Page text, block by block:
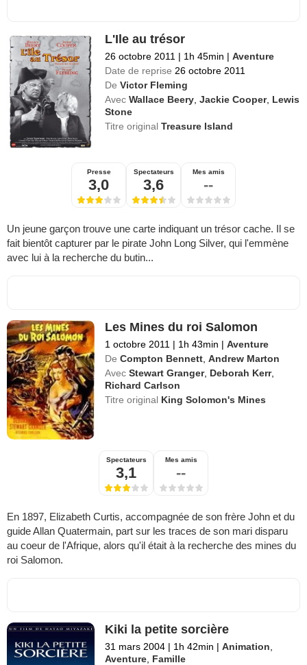
L'Ile au trésor
26 octobre 2011 | 1h 45min | Aventure
Date de reprise 26 octobre 2011
De Victor Fleming
Avec Wallace Beery ,Jackie Cooper, Lewis
Stone
Titre originalTreasure Island
Presse
3,0
Spectateurs
3,6
Mes amis
--
Un jeune garçon trouve une carte indiquant un trésor cache. Il se
fait bientôt capturer par le pirate John Long Silver, qui l'emmène
avec lui à la recherche du butin...
Les Mines du roi Salomon
1 octobre 2011 | 1h 43min | Aventure
De Compton Bennett ,Andrew Marton
Avec Stewart Granger, Deborah Kerr,
Richard Carlson
Titre original King Solomon's Mines
Spectateurs
3,1
Mes amis
--
En 1897, Elizabeth Curtis, accompagnée de son frère John et du
guide Allan Quatermain, part sur les traces de son mari disparu
au coeur de l'Afrique, alors qu'il était à la recherche des mines du
roi Salomon.
Kiki la petite sorcière
31 mars 2004 | 1h 42min | Animation
Aventure Famille